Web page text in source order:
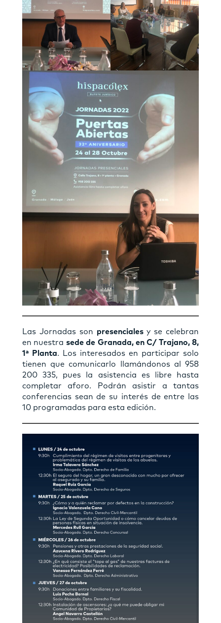
Las Jornadas son presencialesy se celebran
en nuestra sede de Granada, en C/ Trajano, 8,
1ª Planta. Los interesados en participar solo
tienen que comunicarlo llamándonos al 958
200 335, pues la asistencia es libre hasta
completar aforo. Podrán asistir a tantas
conferencias sean de su interés de entre las
10 programadas para esta edición.